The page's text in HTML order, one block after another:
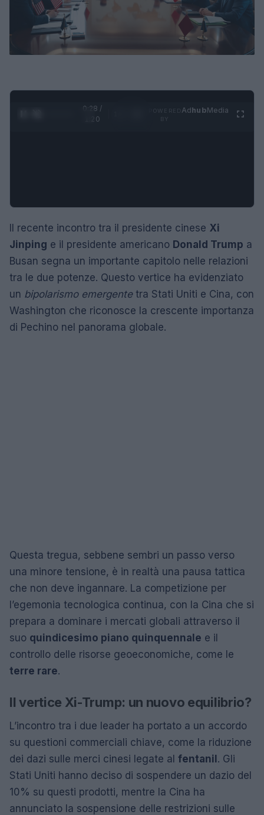
0:29 /
1:20
AdhubMedia
Il recente incontro tra il presidente cinese Xi
Jinping e il presidente americano Donald Trump a
Busan segna un importante capitolo nelle relazioni
tra le due potenze. Questo vertice ha evidenziato
un bipolarismo emergentetra Stati Uniti e Cina, con
Washington che riconosce la crescente importanza
di Pechino nel panorama globale.
Questa tregua, sebbene sembri un passo verso
una minore tensione, è in realtà una pausa tattica
che non deve ingannare. La competizione per
l’egemonia tecnologica continua, con la Cina che si
prepara a dominare i mercati globali attraverso il
suo quindicesimo piano quinquennale e il
controllo delle risorse geoeconomiche, come le
terre rare.
Il vertice Xi-Trump: un nuovo equilibrio?
L’incontro tra i due leader ha portato a un accordo
su questioni commerciali chiave, come la riduzione
dei dazi sulle merci cinesi legate al fentanil. Gli
Stati Uniti hanno deciso di sospendere un dazio del
10% su questi prodotti, mentre la Cina ha
annunciato la sospensione delle restrizioni sulle